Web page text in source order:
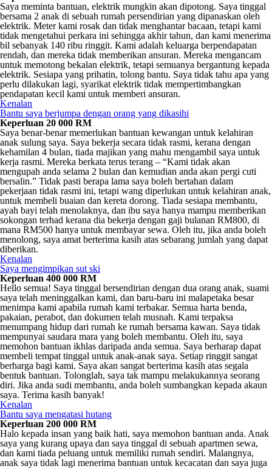
Saya meminta bantuan, elektrik mungkin akan dipotong. Saya tinggal
bersama 2 anak di sebuah rumah persendirian yang dipanaskan oleh
elektrik. Meter kami rosak dan tidak menghantar bacaan, tetapi kami
tidak mengetahui perkara ini sehingga akhir tahun, dan kami menerima
bil sebanyak 140 ribu ringgit. Kami adalah keluarga berpendapatan
rendah, dan mereka tidak memberikan ansuran. Mereka mengancam
untuk memotong bekalan elektrik, tetapi semuanya bergantung kepada
elektrik. Sesiapa yang prihatin, tolong bantu. Saya tidak tahu apa yang
perlu dilakukan lagi, syarikat elektrik tidak mempertimbangkan
pendapatan kecil kami untuk memberi ansuran.
Kenalan
Bantu saya berjumpa dengan orang yang dikasihi
Keperluan 20 000 RM
Saya benar-benar memerlukan bantuan kewangan untuk kelahiran
anak sulung saya. Saya bekerja secara tidak rasmi, kerana dengan
kehamilan 4 bulan, tiada majikan yang mahu mengambil saya untuk
kerja rasmi. Mereka berkata terus terang – “Kami tidak akan
mengupah anda selama 2 bulan dan kemudian anda akan pergi cuti
bersalin.” Tidak pasti berapa lama saya boleh bertahan dalam
pekerjaan tidak rasmi ini, tetapi wang diperlukan untuk kelahiran anak,
untuk membeli buaian dan kereta dorong. Tiada sesiapa membantu,
ayah bayi telah menolaknya, dan ibu saya hanya mampu memberikan
sokongan terhad kerana dia bekerja dengan gaji bulanan RM800, di
mana RM500 hanya untuk membayar sewa. Oleh itu, jika anda boleh
menolong, saya amat berterima kasih atas sebarang jumlah yang dapat
diberikan.
Kenalan
Saya mengimpikan sut ski
Keperluan 400 000 RM
Hello semua! Saya tinggal bersendirian dengan dua orang anak, suami
saya telah meninggalkan kami, dan baru-baru ini malapetaka besar
menimpa kami apabila rumah kami terbakar. Semua harta benda,
pakaian, perabot, dan dokumen telah musnah. Kami terpaksa
menumpang hidup dari rumah ke rumah bersama kawan. Saya tidak
mempunyai saudara mara yang boleh membantu. Oleh itu, saya
memohon bantuan ikhlas daripada anda semua. Saya berharap dapat
membeli tempat tinggal untuk anak-anak saya. Setiap ringgit sangat
berharga bagi kami. Saya akan sangat berterima kasih atas segala
bentuk bantuan. Tolonglah, saya tak mampu melakukannya seorang
diri. Jika anda sudi membantu, anda boleh sumbangkan kepada akaun
saya. Terima kasih banyak!
Kenalan
Bantu saya mengatasi hutang
Keperluan 200 000 RM
Halo kepada insan yang baik hati, saya memohon bantuan anda. Anak
saya yang kurang upaya dan saya tinggal di sebuah apartmen sewa,
dan kami tiada peluang untuk memiliki rumah sendiri. Malangnya,
anak saya tidak lagi menerima bantuan untuk kecacatan dan saya juga